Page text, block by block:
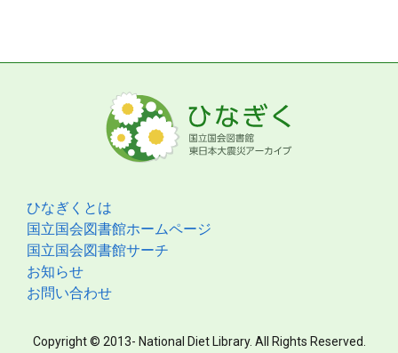
ひなぎくとは
国立国会図書館ホームページ
国立国会図書館サーチ
お知らせ
お問い合わせ
Copyright © 2013- National Diet Library. All Rights Reserved.